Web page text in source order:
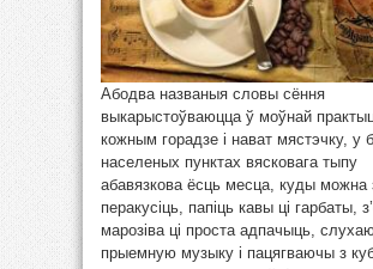
Абодва названыя словы сёння
выкарыстоўваюцца ў моўнай
кожным горадзе і нават мястэчку, у
населеных пунктах вясковага тыпу
абавязкова ёсць месца, куды можна
перакусіць, папіць кавы ці гарбаты,
марозіва ці проста адпачыць,
прыемную музыку і пацягваючы з